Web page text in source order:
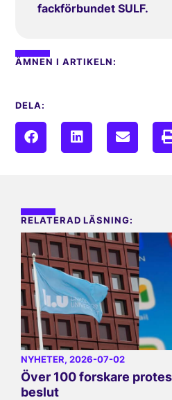
fackförbundet SULF.
ÄMNEN I ARTIKELN:
DELA:
RELATERAD LÄSNING:
NYHETER, 2026-07-02
Över 100 forskare
beslut